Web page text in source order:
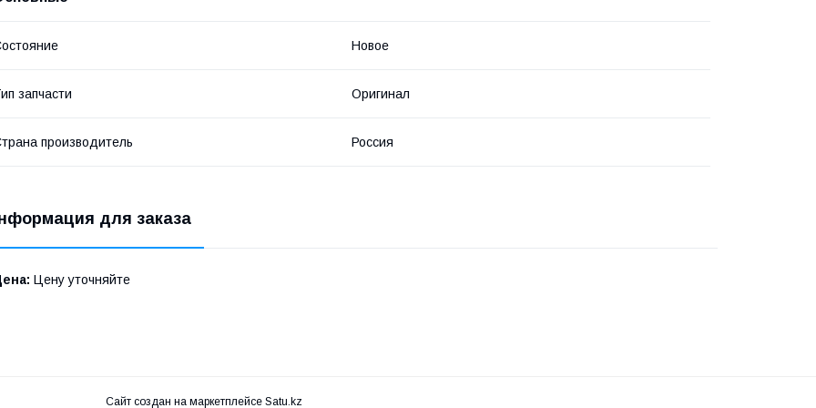
Новое
запчасти Оригинал
производитель Россия
для заказа
Цену уточняйте
Сайт создан на маркетплейсе Satu.kz